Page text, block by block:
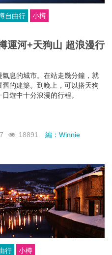
自由行 小樽
運河+天狗山 超浪漫行
氣息的城市。在站走幾分鐘，就
的建築。到晚上，可以搭天狗
遊中十分浪漫的行程。
18891 編：Winnie
行 小樽